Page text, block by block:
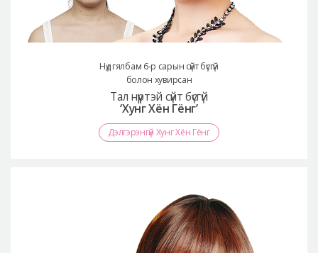
Нүд гялбам 6-р сарын сүйт бүсгүй
болон хувирсан
Тал нүүртэй сүйт бүсгүй
‘Хунг Хён Гёнг’
Дэлгэрэнгүй Хунг Хён Гёнг